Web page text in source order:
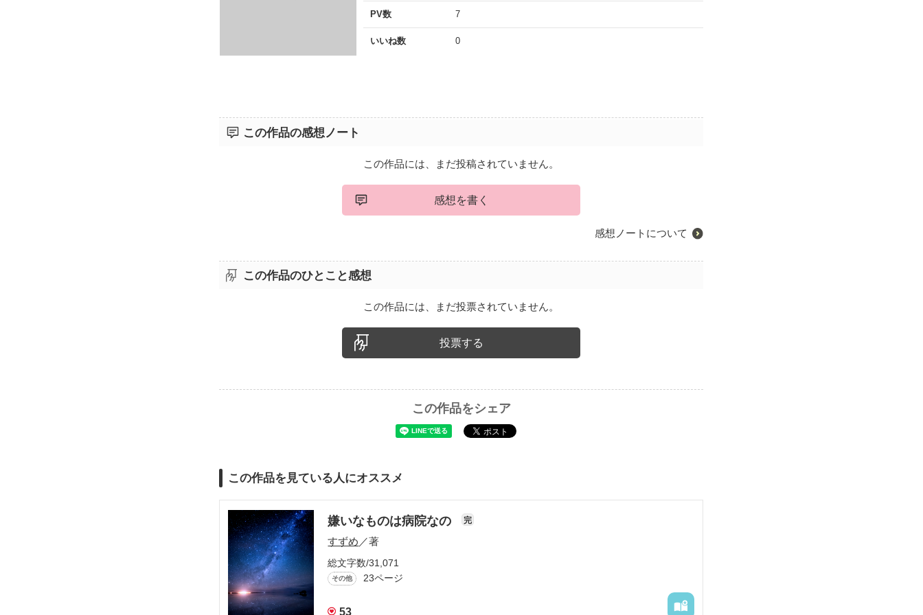
PV数 7
いいね数 0
この作品の感想ノート
この作品には、まだ投稿されていません。
感想を書く
感想ノートについて
この作品のひとこと感想
この作品には、まだ投票されていません。
投票する
この作品をシェア
この作品を見ている人にオススメ
嫌いなものは病院なの 完
すずめ ／著
総文字数/31,071
その他 23ページ
53